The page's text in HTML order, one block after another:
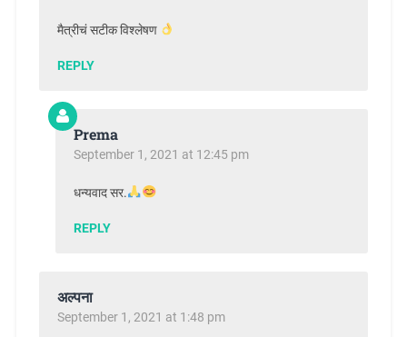
मैत्रीचं सटीक विश्लेषण
REPLY
Prema
September 1, 2021 at 12:45 pm
धन्यवाद सर.
REPLY
अल्पना
September 1, 2021 at 1:48 pm